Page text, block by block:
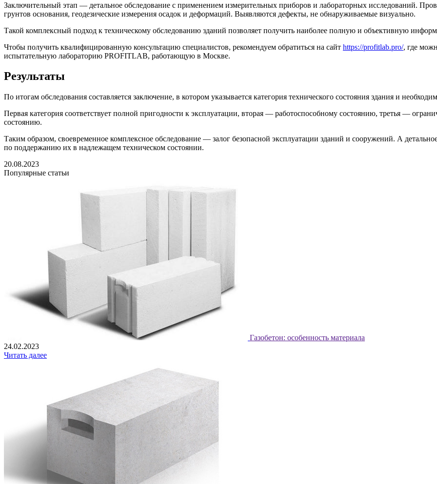
Заключительный этап — детальное обследование с применением измерительных приборов и лабораторных исследований.
грунтов основания, геодезические измерения осадок и деформаций. Выявляются дефекты, не обнаруживаемые визуально.
Такой комплексный подход к техническому обследованию зданий позволяет получить наиболее полную и объективную
Чтобы получить квалифицированную консультацию специалистов, рекомендуем обратиться на сайт https://profitlab.pro/, где
испытательную лабораторию PROFITLAB, работающую в Москве.
Результаты
По итогам обследования составляется заключение, в котором указывается категория технического состояния здания и
Первая категория соответствует полной пригодности к эксплуатации, вторая — работоспособному состоянию, третья —
состоянию.
Таким образом, своевременное комплексное обследование — залог безопасной эксплуатации зданий и сооружений. А
по поддержанию их в надлежащем техническом состоянии.
20.08.2023
Популярные статьи
Газобетон: особенность материала
24.02.2023
Читать далее